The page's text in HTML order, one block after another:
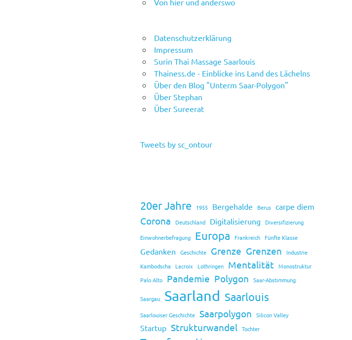
Datenschutzerklärung
Impressum
Surin Thai Massage Saarlouis
Thainess.de - Einblicke ins Land des Lächelns
Über den Blog "Unterm Saar-Polygon"
Über Stephan
Über Sureerat
Tweets by sc_ontour
20er Jahre 1955 Bergehalde Berus carpe diem
Corona Deutschland Digitalisierung
Diversifizierung
Einwohnerbefragung
Europa Frankreich Fünfte Klasse
Gedanken Geschichte Grenze Grenzen
Industrie
Kambodscha
Lacroix Lothringen Mentalität
Monostruktur
Palo Alto
Pandemie Polygon Saar-Abstimmung
Saargau Saarland Saarlouis
Saarlouiser Geschichte Saarpolygon Silicon Valley
Startup Strukturwandel Tochter